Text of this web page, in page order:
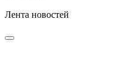
Лента новостей